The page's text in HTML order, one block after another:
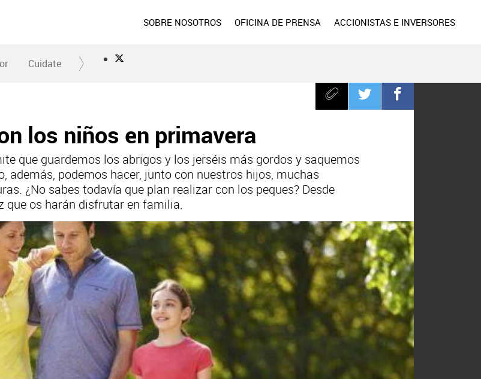
SOBRE NOSOTROS OFICINA DE PRENSA ACCIONISTAS E INVERSORES
Cuidate
los niños en primavera
que guardemos los abrigos y los jerséis más gordos y saquemos
además, podemos hacer, junto con nuestros hijos, muchas
¿No sabes todavía que plan realizar con los peques? Desde
que os harán disfrutar en familia.